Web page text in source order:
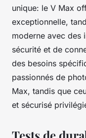
unique: le V Max
exceptionnelle,
moderne avec des
sécurité et de
des besoins
passionnés de
Max, tandis que
et sécurisé